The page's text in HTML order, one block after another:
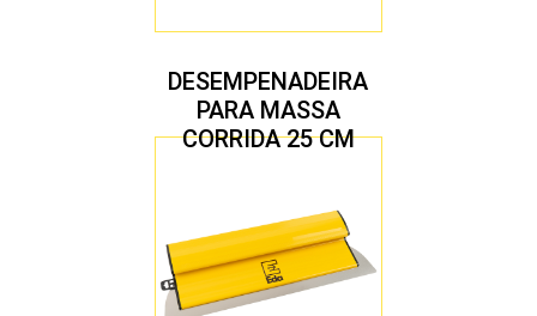
DESEMPENADEIRA
PARA MASSA
CORRIDA 25 CM